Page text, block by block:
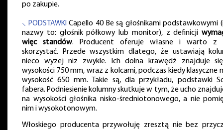
po zakupie.
⸜ PODSTAWKI Capello 40 Be są głośnikami podstawkowymi
nazwy to: głośnik półkowy lub monitor), z definicji
więc standów. Producent oferuje własne i warto z
skorzystać. Przede wszystkim dlatego, że ustawiają
nieco wyżej niż zwykle. Ich dolna krawędź znajduje
wysokości 750 mm, wraz z kolcami, podczas kiedy klasyczne
wysokość 650 mm. Takie są, dla przykładu, podstawki
fabera. Podniesienie kolumny skutkuje w tym, że ucho
na wysokości głośnika nisko-średniotonowego, a nie
nim i wysokotonowym.
Włoskiego producenta przywołuję zresztą nie bez